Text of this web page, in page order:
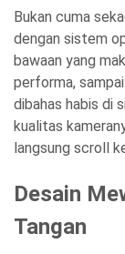
Bukan cuma
dengan sistem
bawaan yang
performa,
dibahas habis di
kualitas
langsung scroll
Desain
Tangan